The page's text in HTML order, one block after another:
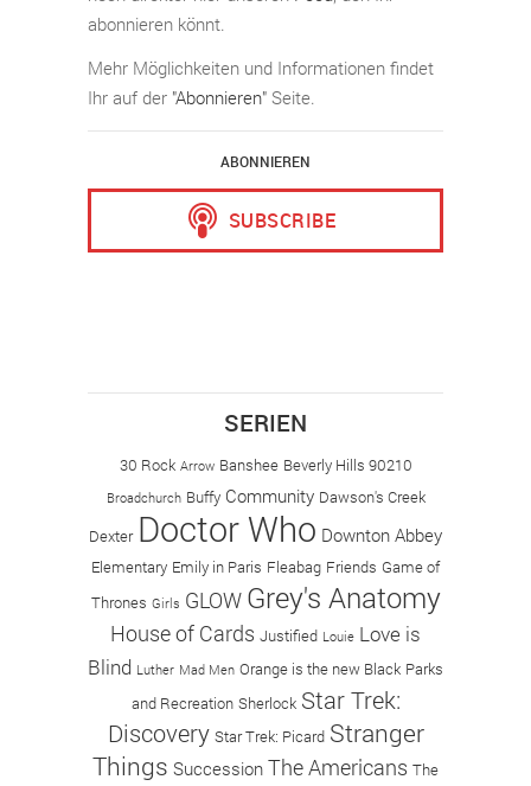
abonnieren könnt.
Mehr Möglichkeiten und Informationen findet
Ihr auf der "Abonnieren" Seite.
ABONNIEREN
SERIEN
30 Rock Arrow Banshee Beverly Hills 90210
Broadchurch Buffy Community Dawson's Creek
Dexter Doctor Who Downton Abbey
Elementary Emily in Paris Fleabag Friends Game of
Thrones Girls GLOW Grey's Anatomy
House of Cards Justified Louie Love is
Blind Luther Mad Men Orange is the new Black Parks
and Recreation Sherlock Star Trek:
Discovery Star Trek: Picard Stranger
Things Succession The Americans The